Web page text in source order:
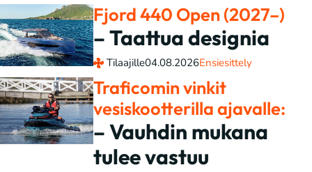
Fjord 440 Open (2027–)
– Taattua designia
Tilaajille04.08.2026Ensiesittely
Traficomin vinkit
vesiskootterilla ajavalle:
– Vauhdin mukana
tulee vastuu